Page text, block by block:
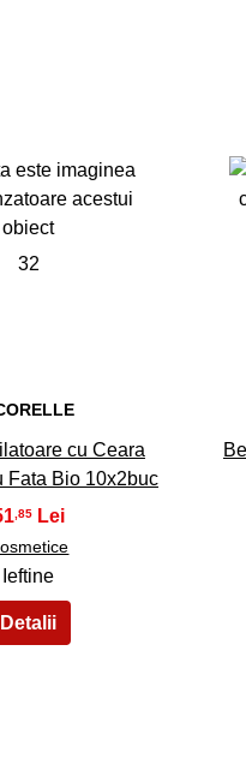
32
cu Ceara
Fata Bio 10x2buc
,85
Ieftine